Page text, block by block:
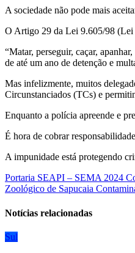
A sociedade não pode mais
O Artigo 29 da Lei 9.605/98 (Lei
“Matar, perseguir, caçar,
de até um ano de detenção e
Mas infelizmente, muitos
Circunstanciados (TCs) e
Enquanto a polícia apreende e
É hora de cobrar
A impunidade está protegendo
Navegação
de
Post
Portaria SEAPI – SEMA 2024
Zoológico de Sapucaia
Notícias relacionadas
Sul